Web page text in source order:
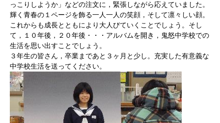
っこりしようか」などの注文に，緊張しながら応えていました。
輝く青春の１ページを飾る一人一人の笑顔，そして凛々しい顔。
これからも成長とともにより大人びていくことでしょう。そし
て，１０年後，２０年後・・・アルバムを開き，鬼怒中学校での
生活を思い出すことでしょう。
３年生の皆さん，卒業まであと３ヶ月と少し。充実した有意義な
中学校生活を送ってください。